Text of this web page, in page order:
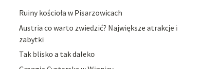
Ruiny kościoła w Pisarzowicach
Austria co warto zwiedzić? Największe atrakcje i
zabytki
Tak blisko a tak daleko